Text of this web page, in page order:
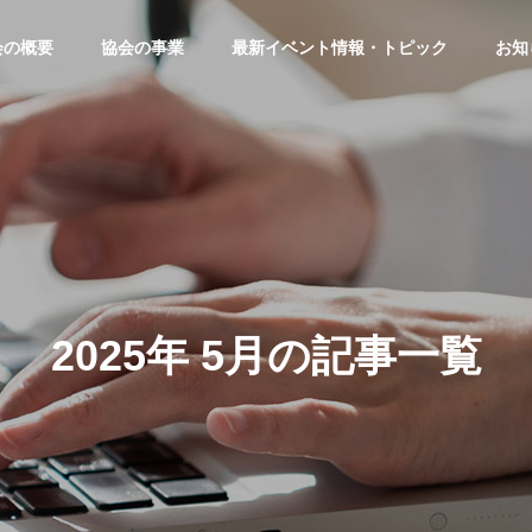
の概要 協会の事業 最新イベント情報・トピック お
2025年 5月の記事一覧